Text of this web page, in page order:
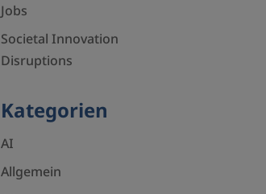
Jobs
Societal Innovation
Disruptions
Kategorien
AI
Allgemein